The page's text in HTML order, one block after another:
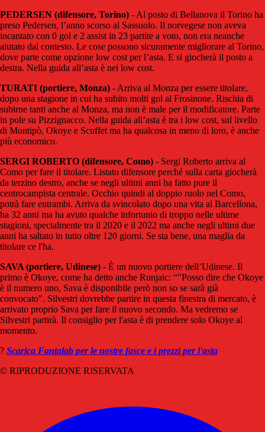
PEDERSEN (difensore, Torino) - Al posto di Bellanova il Torino ha
preso Pedersen, l’anno scorso al Sassuolo. Il norvegese non aveva
incantato con 0 gol e 2 assist in 23 partite a voto, non era neanche
aiutato dal contesto. Le cose possono sicuramente migliorare al Torino,
dove parte come opzione low cost per l’asta. E si giocherà il posto a
destra. Nella guida all’asta è nei low cost.
TURATI (portiere, Monza) - Arriva al Monza per essere titolare,
dopo una stagione in cui ha subito molti gol al Frosinone. Rischia di
subirne tanti anche al Monza, ma non è male per il modificatore. Parte
in pole su Pizzignacco. Nella guida all’asta è tra i low cost, sul livello
di Montipò, Okoye e Scuffet ma ha qualcosa in meno di loro, è anche
più economico.
SERGI ROBERTO (difensore, Como) - Sergi Roberto arriva al
Como per fare il titolare. Listato difensore perché sulla carta giocherà
da terzino destro, anche se negli ultimi anni ha fatto pure il
centrocampista centrale. Occhio quindi al doppio ruolo nel Como,
potrà fare entrambi. Arriva da svincolato dopo una vita al Barcellona,
ha 32 anni ma ha avuto qualche infortunio di troppo nelle ultime
stagioni, specialmente tra il 2020 e il 2022 ma anche negli ultimi due
anni ha saltato in tutto oltre 120 giorni. Se sta bene, una maglia da
titolare ce l'ha.
SAVA (portiere, Udinese) - È un nuovo portiere dell’Udinese. Il
primo è Okoye, come ha detto anche Runjaic: “"Posso dire che Okoye
è il numero uno, Sava è disponibile però non so se sarà già
convocato". Silvestri dovrebbe partire in questa finestra di mercato, è
arrivato proprio Sava per fare il nuovo secondo. Ma vedremo se
Silvestri partirà. Il consiglio per l'asta è di prendere solo Okoye al
momento.
? Scarica Fantalab per le nostre fasce e i prezzi per l'asta
© RIPRODUZIONE RISERVATA